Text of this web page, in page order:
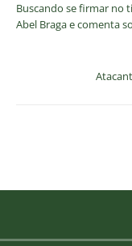
Buscando se firmar no
Abel Braga e comenta